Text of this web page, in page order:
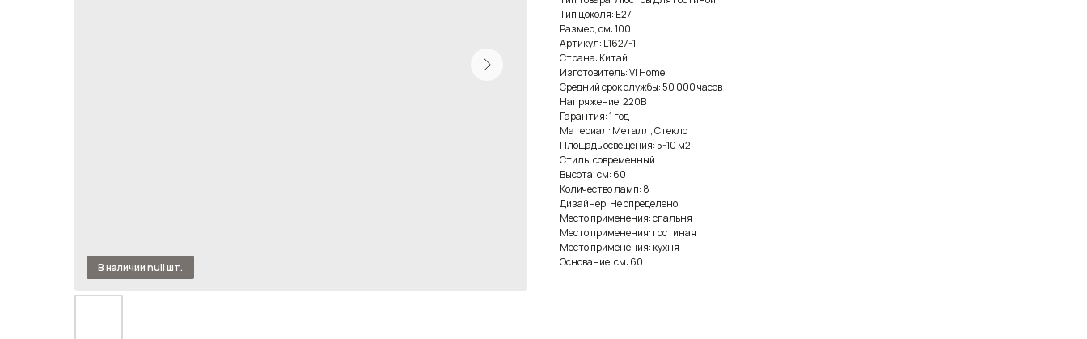
Тип цоколя: E27
Размер, см: 100
Артикул: L1627-1
Страна: Китай
Изготовитель: VI Home
Средний срок службы: 50 000 часов
Напряжение: 220В
Гарантия: 1 год
Материал: Металл, Стекло
Площадь освещения: 5-10 м2
Стиль: современный
Высота, см: 60
Количество ламп: 8
Дизайнер: Не определено
Место применения: спальня
Место применения: гостиная
Место применения: кухня
Основание, см: 60